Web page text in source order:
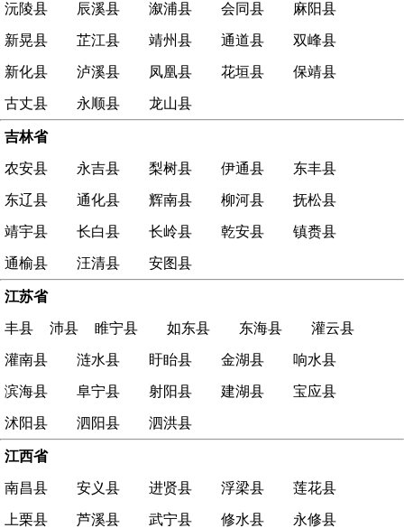
沅陵县 辰溪县 溆浦县 会同县 麻阳县
新晃县 芷江县 靖州县 通道县 双峰县
新化县 泸溪县 凤凰县 花垣县 保靖县
古丈县 永顺县 龙山县
吉林省
农安县 永吉县 梨树县 伊通县 东丰县
东辽县 通化县 辉南县 柳河县 抚松县
靖宇县 长白县 长岭县 乾安县 镇赉县
通榆县 汪清县 安图县
江苏省
丰县 沛县 睢宁县 如东县 东海县 灌云县
灌南县 涟水县 盱眙县 金湖县 响水县
滨海县 阜宁县 射阳县 建湖县 宝应县
沭阳县 泗阳县 泗洪县
江西省
南昌县 安义县 进贤县 浮梁县 莲花县
上栗县 芦溪县 武宁县 修水县 永修县